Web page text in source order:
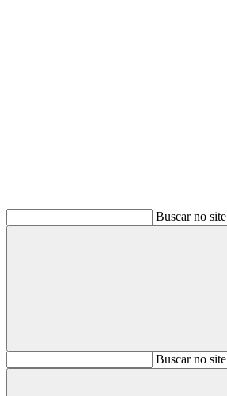
Buscar no site
BuscarBuscar no site